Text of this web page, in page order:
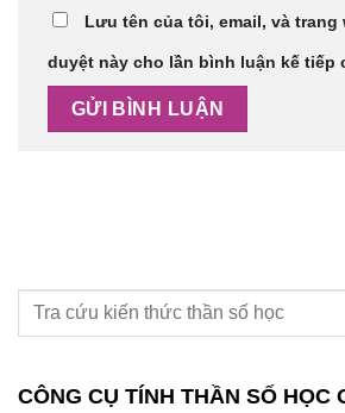
Lưu tên của tôi, email, và trang
duyệt này cho lần bình luận kế tiếp
CÔNG CỤ TÍNH THẦN SỐ HỌC